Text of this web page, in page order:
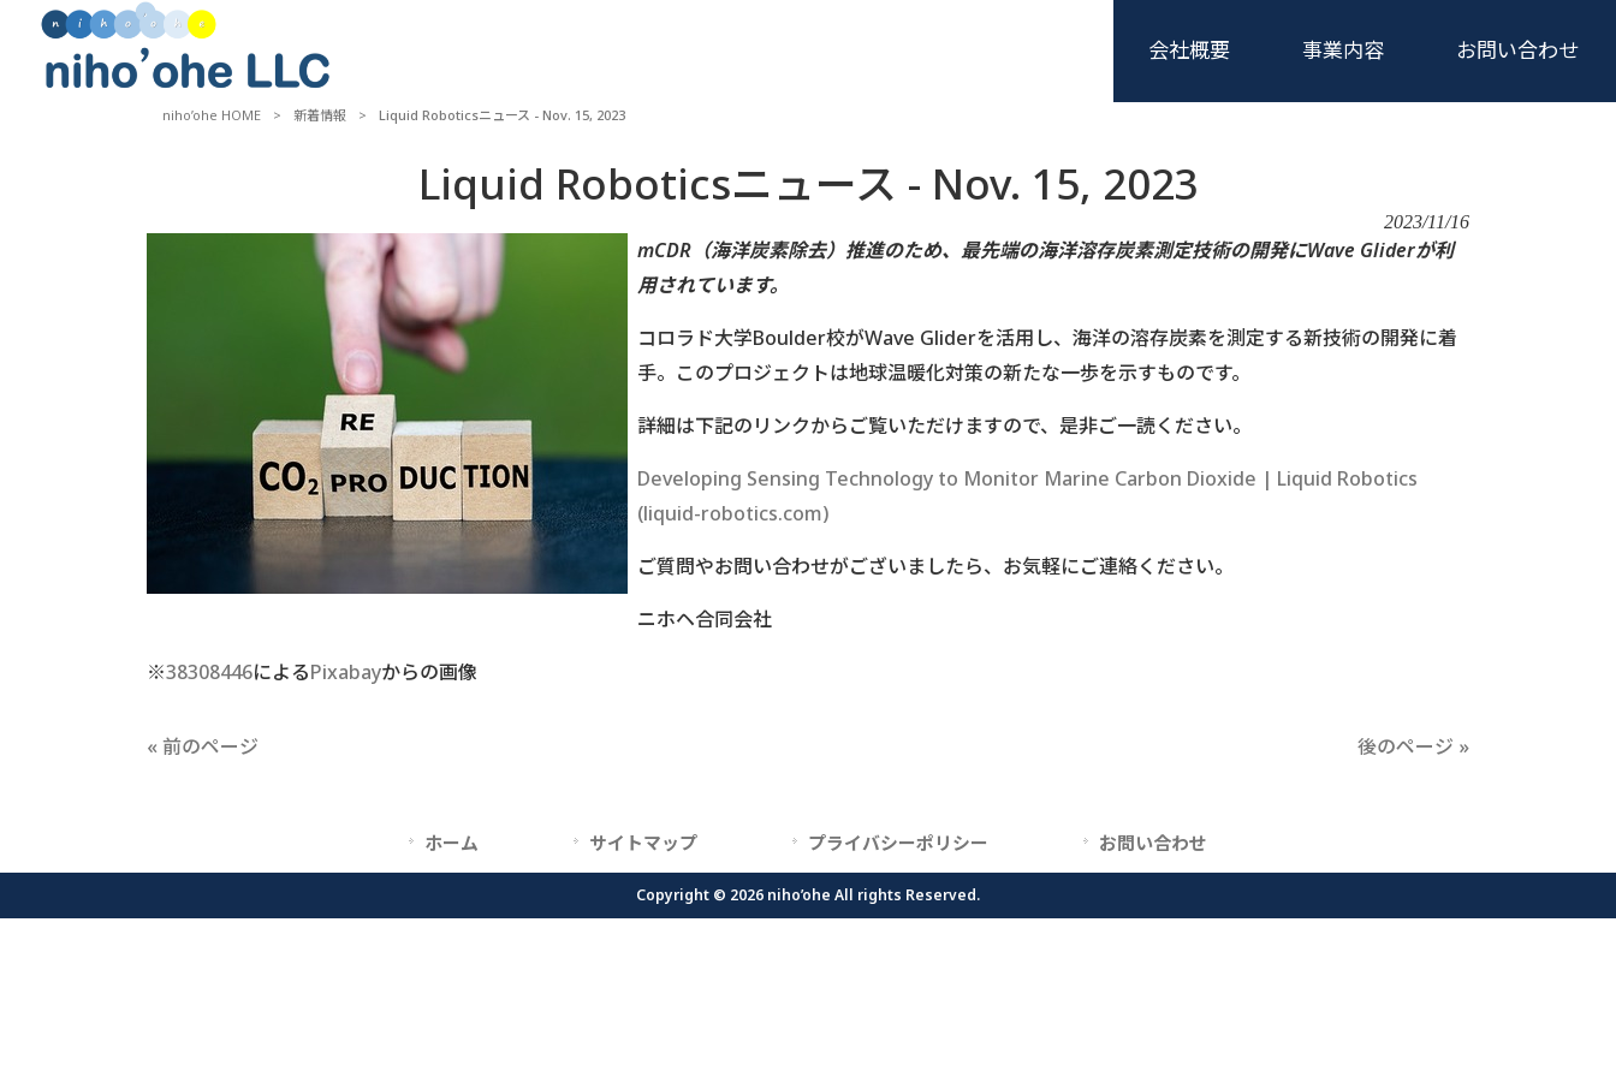
会社概要 事業内容 お問い合わせ
niho’ohe HOME > 新着情報 > Liquid Roboticsニュース - Nov. 15, 2023
Liquid Roboticsニュース - Nov. 15, 2023
2023/11/16
mCDR（海洋炭素除去）推進のため、最先端の海洋溶存炭素測定技術の開発にWave Gliderが利
用されています。
コロラド大学Boulder校がWave Gliderを活用し、海洋の溶存炭素を測定する新技術の開発に着
手。このプロジェクトは地球温暖化対策の新たな一歩を示すものです。
詳細は下記のリンクからご覧いただけますので、是非ご一読ください。
Developing Sensing Technology to Monitor Marine Carbon Dioxide | Liquid Robotics
(liquid-robotics.com)
ご質問やお問い合わせがございましたら、お気軽にご連絡ください。
ニホヘ合同会社
※38308446によるPixabayからの画像
« 前のページ 後のページ »
ホーム サイトマップ プライバシーポリシー お問い合わせ
Copyright © 2026 niho’ohe All rights Reserved.